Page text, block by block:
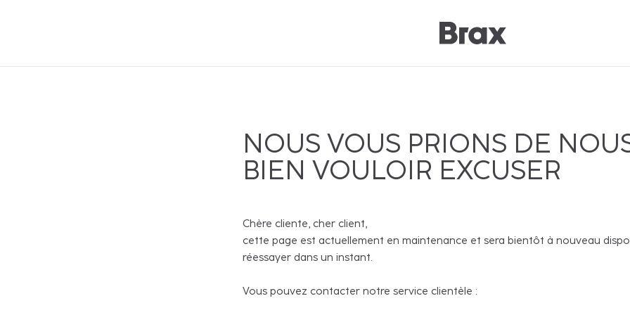
NOUS VOUS PRIONS DE
BIEN VOULOIR EXCUSER
Chère cliente, cher client,
cette page est actuellement en maintenance et sera bientôt à nouveau
réessayer dans un instant.
Vous pouvez contacter notre service clientèle :